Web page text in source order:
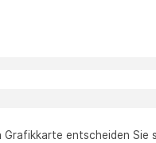
entscheiden